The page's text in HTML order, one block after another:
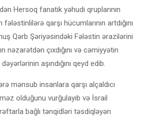
Hersoq fanatik yəhudi qruplarının
qarşı hücumlarının artdığını
Qərb Şəriyəsindəki Fələstin ərazilərini
nəzarətdən çıxdığını və cəmiyyətin
aşındığını qeyd edib.
mənsub insanlara qarşı alçaldıcı
olduğunu vurğulayıb və İsrail
bağlı tənqidləri təsdiqləyən